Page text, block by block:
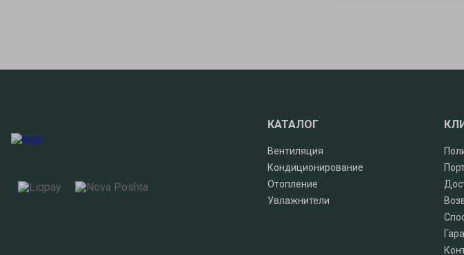
КАТАЛОГ
Вентиляция
Кондиционирование
Отопление
Увлажнители